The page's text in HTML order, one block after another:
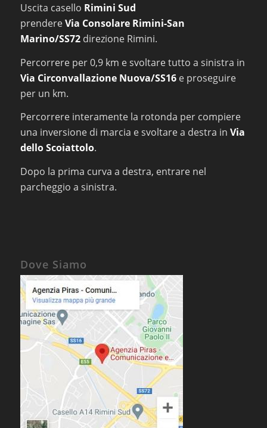
Uscita casello Rimini Sud
prendereVia Consolare Rimini-San
Marino/SS72direzione Rimini.
Percorrere per 0,9 km e svoltare tutto a sinistra in
Via Circonvallazione Nuova/SS16e proseguire
per un km.
Percorrere interamente la rotonda per compiere
una inversione di marcia e svoltare a destra in Via
dello Scoiattolo.
Dopo la prima curva a destra, entrare nel
parcheggio a sinistra.
Dove Siamo